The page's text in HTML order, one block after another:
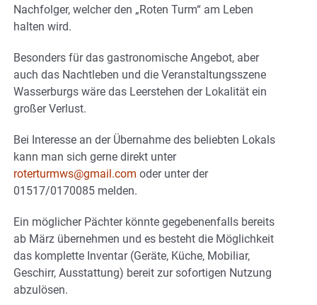
Nachfolger, welcher den „Roten Turm“ am Leben
halten wird.
Besonders für das gastronomische Angebot, aber
auch das Nachtleben und die Veranstaltungsszene
Wasserburgs wäre das Leerstehen der Lokalität ein
großer Verlust.
Bei Interesse an der Übernahme des beliebten Lokals
kann man sich gerne direkt unter
roterturmws@gmail.com oder unter der
01517/0170085 melden.
Ein möglicher Pächter könnte gegebenenfalls bereits
ab März übernehmen und es besteht die Möglichkeit
das komplette Inventar (Geräte, Küche, Mobiliar,
Geschirr, Ausstattung) bereit zur sofortigen Nutzung
abzulösen.